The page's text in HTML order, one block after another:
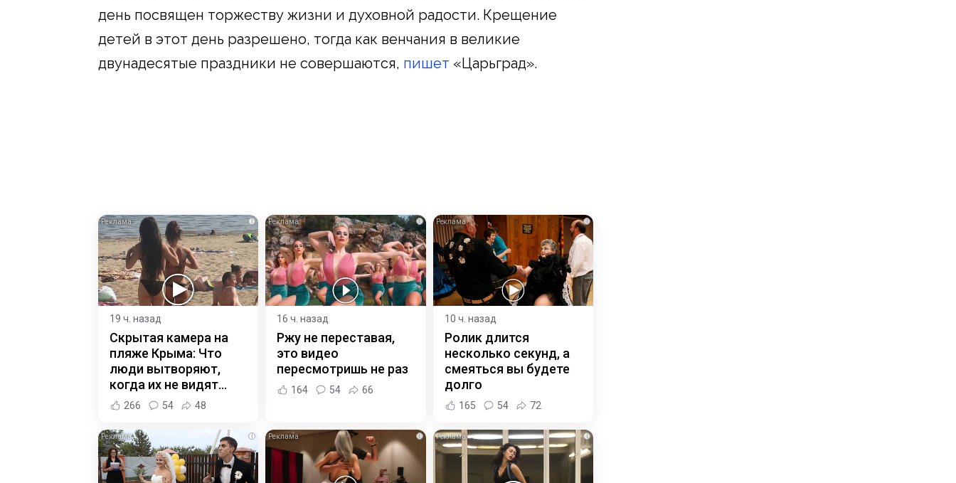
день посвящен торжеству жизни и духовной радости. Крещение
детей в этот день разрешено, тогда как венчания в великие
двунадесятые праздники не совершаются, пишет «Царьград».
i
19 ч. назад
Скрытая камера на
пляже Крыма: Что
люди вытворяют,
когда их не видят...
266 54 48
i
16 ч. назад
Ржу не переставая,
это видео
пересмотришь не раз
164 54 66
i
10 ч. назад
Ролик длится
несколько секунд, а
смеяться вы будете
долго
165 54 72
i i i